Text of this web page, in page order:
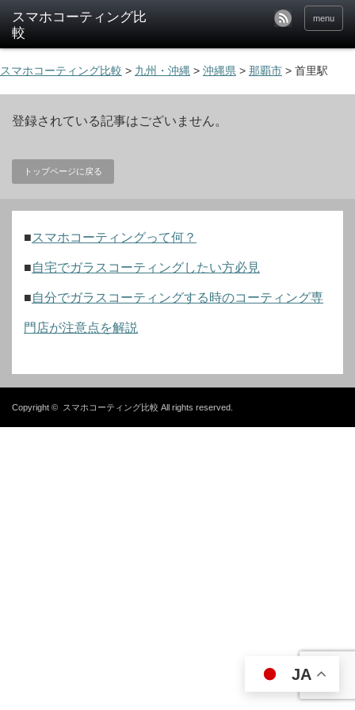
menu
スマホコーティング比較 > 九州・沖縄 > 沖縄県 > 那覇市 > 首里駅
登録されている記事はございません。
トップページに戻る
■スマホコーティングって何？
■自宅でガラスコーティングしたい方必見
■自分でガラスコーティングする時のコーティング専
門店が注意点を解説
Copyright © スマホコーティング比較 All rights reserved.
JA